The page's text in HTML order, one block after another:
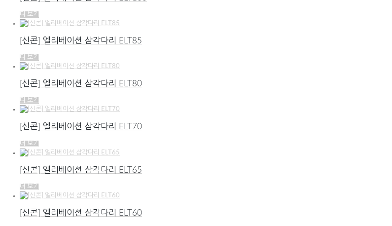
더 보기
[신콘] 엘리베이션 삼각다리 ELT85
더 보기
[신콘] 엘리베이션 삼각다리 ELT80
더 보기
[신콘] 엘리베이션 삼각다리 ELT70
더 보기
[신콘] 엘리베이션 삼각다리 ELT65
더 보기
[신콘] 엘리베이션 삼각다리 ELT60